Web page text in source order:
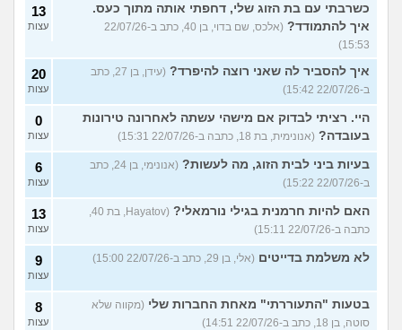
כשרבתי עם בת הזוג שלי, דחפתי אותה מתוך כעס.
איך להתמודד?
(אלכס, שם בדוי, בן 40, כתב ב-22/07/26
15:53)
13
עצות
איך להסביר לה שאני רוצה להיפרד?
(עידן, בן 27, כתב
ב-22/07/26 15:42)
20
עצות
היי. רציתי לבדוק אם מישהי עשתה לאחרונה טירונות
בעובדה? (אנונימית, בת 18, כתבה ב-22/07/26 15:31)
0
עצות
בעיות ביני לבית הזוג, מה לעשות?
(אנונימי, בן 24, כתב
ב-22/07/26 15:22)
6
עצות
האם להיות חרמנית בגילי נורמאלי?
כתבה ב-22/07/26 15:11)
13
עצות
לא משלמת בדייטים (אלי, בן 29, כתב ב-22/07/26 15:00) 9
עצות
בטעות "התעוררתי" מאחת החברות שלי (מקווה שלא
סוטה, בן 18, כתב ב-22/07/26 14:51)
8
עצות